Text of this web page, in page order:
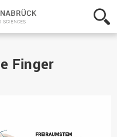
Hochschule
Osnabrück
-
Finger